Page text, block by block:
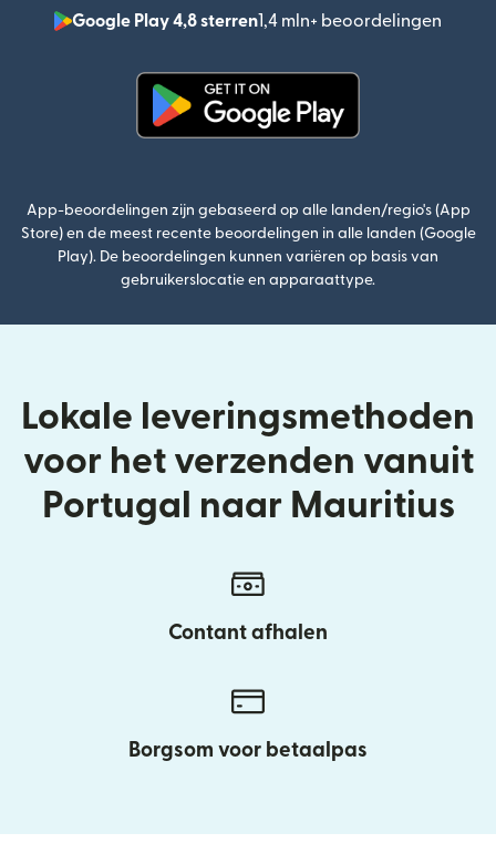
Google Play 4,8 sterren1,4 mln+ beoordelingen
App-beoordelingen zijn gebaseerd op alle landen/regio's (App
Store) en de meest recente beoordelingen in alle landen (Google
Play). De beoordelingen kunnen variëren op basis van
gebruikerslocatie en apparaattype.
Lokale leveringsmethoden
voor het verzenden vanuit
Portugal naar Mauritius
Contant afhalen
Borgsom voor betaalpas